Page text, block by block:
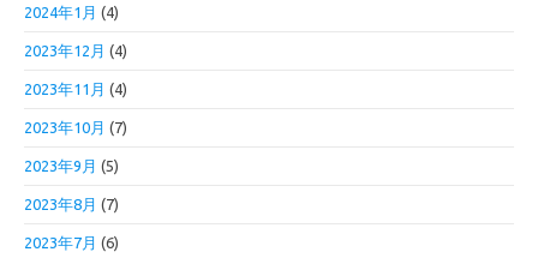
2024年1月 (4)
2023年12月 (4)
2023年11月 (4)
2023年10月 (7)
2023年9月 (5)
2023年8月 (7)
2023年7月 (6)